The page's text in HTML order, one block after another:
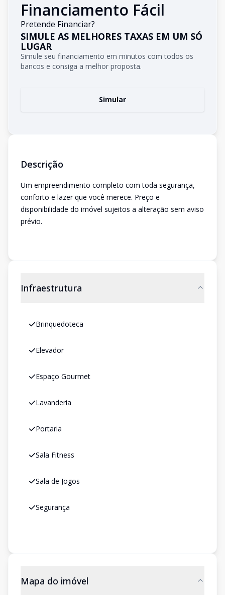
Financiamento Fácil
Pretende Financiar?
SIMULE AS MELHORES TAXAS EM UM SÓ
LUGAR
Simule seu financiamento em minutos com todos os
bancos e consiga a melhor proposta.
Simular
Descrição
Um empreendimento completo com toda segurança,
conforto e lazer que você merece. Preço e
disponibilidade do imóvel sujeitos a alteração sem aviso
prévio.
Infraestrutura
Brinquedoteca
Elevador
Espaço Gourmet
Lavanderia
Portaria
Sala Fitness
Sala de Jogos
Segurança
Mapa do imóvel